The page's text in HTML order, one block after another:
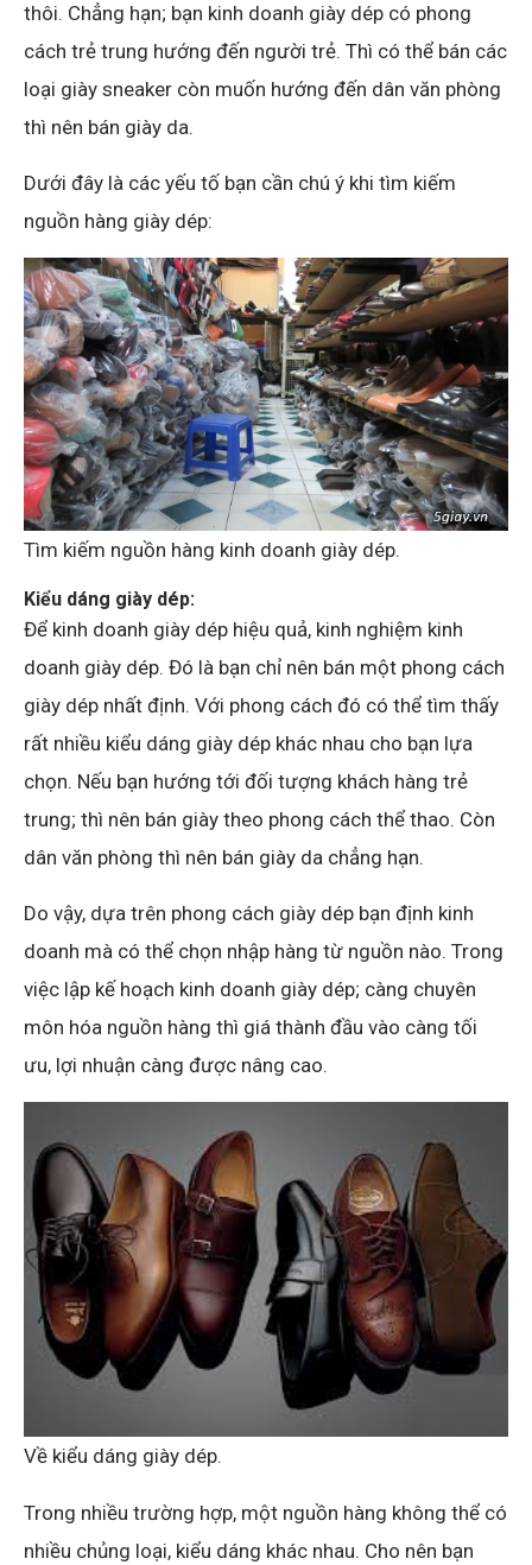
thôi. Chẳng hạn; bạn kinh doanh giày dép có phong
cách trẻ trung hướng đến người trẻ. Thì có thể bán các
loại giày sneaker còn muốn hướng đến dân văn phòng
thì nên bán giày da.
Dưới đây là các yếu tố bạn cần chú ý khi tìm kiếm
nguồn hàng giày dép:
Tìm kiếm nguồn hàng kinh doanh giày dép.
Kiểu dáng giày dép:
Để kinh doanh giày dép hiệu quả, kinh nghiệm kinh
doanh giày dép. Đó là bạn chỉ nên bán một phong cách
giày dép nhất định. Với phong cách đó có thể tìm thấy
rất nhiều kiểu dáng giày dép khác nhau cho bạn lựa
chọn. Nếu bạn hướng tới đối tượng khách hàng trẻ
trung; thì nên bán giày theo phong cách thể thao. Còn
dân văn phòng thì nên bán giày da chẳng hạn.
Do vậy, dựa trên phong cách giày dép bạn định kinh
doanh mà có thể chọn nhập hàng từ nguồn nào. Trong
việc lập kế hoạch kinh doanh giày dép; càng chuyên
môn hóa nguồn hàng thì giá thành đầu vào càng tối
ưu, lợi nhuận càng được nâng cao.
Về kiểu dáng giày dép.
Trong nhiều trường hợp, một nguồn hàng không thể có
nhiều chủng loại, kiểu dáng khác nhau. Cho nên bạn